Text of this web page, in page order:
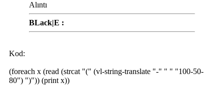
Alıntı
BLack|E :
Kod:
(foreach x (read (strcat "(" (vl-string-translate "-" " " "100-50-
80") ")")) (print x))